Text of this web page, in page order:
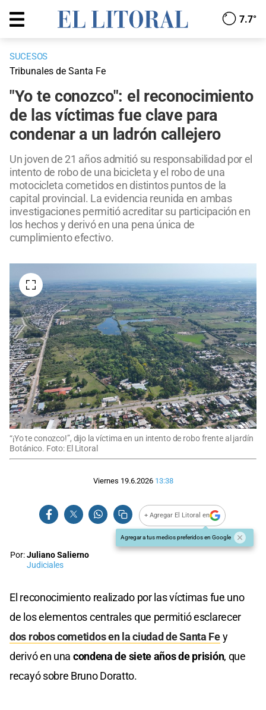
7.7°
SUCESOS
Tribunales de Santa Fe
"Yo te conozco": el reconocimiento
de las víctimas fue clave para
condenar a un ladrón callejero
Un joven de 21 años admitió su responsabilidad por el
intento de robo de una bicicleta y el robo de una
motocicleta cometidos en distintos puntos de la
capital provincial. La evidencia reunida en ambas
investigaciones permitió acreditar su participación en
los hechos y derivó en una pena única de
cumplimiento efectivo.
“¡Yo te conozco!”, dijo la víctima en un intento de robo frente al jardín
Botánico. Foto: El Litoral
Viernes 19.6.2026 13:38
+ Agregar El Litoral en
Agregar a tus medios preferidos en Google
Por:Juliano Salierno
Judiciales
El reconocimiento realizado por las víctimas fue uno
de los elementos centrales que permitió esclarecer
dos robos cometidos en la ciudad de Santa Fey
derivó en una condena de siete años de prisión, que
recayó sobre Bruno Doratto.